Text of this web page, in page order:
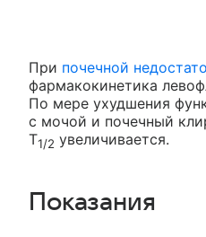
При почечной
фармакокинетика
По мере ухудшения
с мочой и почечный
Т1/2 увеличивается.
Показания